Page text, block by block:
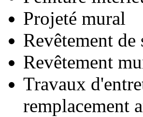
Projeté mural
Revêtement
Revêtement
Travaux
remplacement